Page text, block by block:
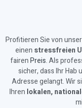
Profitieren Sie von
einen stressfreien
fairenPreis. Als
sicher, dass Ihr Hab
Adresse gelangt. Wir
Ihren lokalen,